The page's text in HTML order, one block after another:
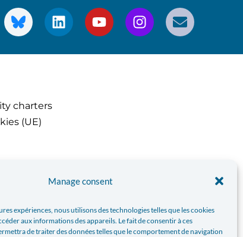
Manage consent
expériences, nous utilisons des technologies telles que les cookies
aux informations des appareils. Le fait de consentir à ces
de traiter des données telles que le comportement de navigation
charters
(UE)